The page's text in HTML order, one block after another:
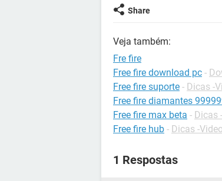
Share
Veja também:
Fre fire
Free fire download pc -
Free fire suporte - Dicas -
Free fire diamantes
Free fire max beta - Dicas
Free fire hub - Dicas -
1 Respostas